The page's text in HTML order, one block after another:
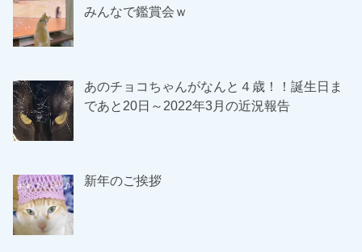
みんなで鑑賞会ｗ
あのチョコちゃんがなんと４歳！！誕生日ま
であと20日～2022年3月の近況報告
新年のご挨拶